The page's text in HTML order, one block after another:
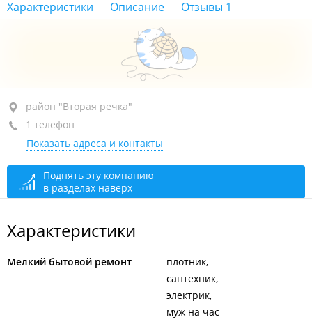
Характеристики Описание Отзывы 1
район "Вторая речка", ул. Русская, 64
+7 984 198-73-72
закрыто, откроется в 09:00
район "Вторая речка"
1 телефон
Показать адреса и контакты
Поднять эту компанию
в разделах наверх
Характеристики
Мелкий бытовой ремонт
плотник
сантехник
электрик
муж на час